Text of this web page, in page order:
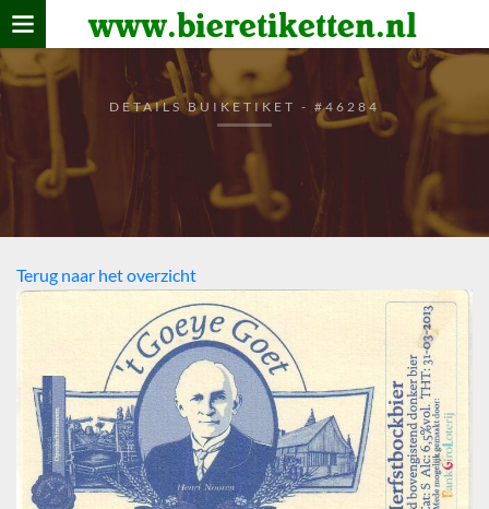
www.bieretiketten.nl
Home
verzamelen
De bierkaart
Bezoekers
DETAILS BUIKETIKET - #46284
Terug naar het overzicht